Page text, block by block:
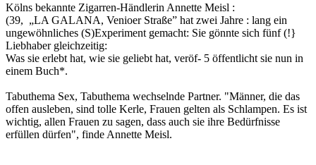
Kölns bekannte Zigarren-Händlerin Annette Meisl :
(39, „LA GALANA, Venioer Straße” hat zwei Jahre : lang ein
ungewöhnliches (S)Experiment gemacht: Sie gönnte sich fünf (!}
Liebhaber gleichzeitig:
Was sie erlebt hat, wie sie geliebt hat, veröf- 5 öffentlicht sie nun in
einem Buch*.
Tabuthema Sex, Tabuthema wechselnde Partner. "Männer, die das
offen ausleben, sind tolle Kerle, Frauen gelten als Schlampen. Es ist
wichtig, allen Frauen zu sagen, dass auch sie ihre Bedürfnisse
erfüllen dürfen", finde Annette Meisl.